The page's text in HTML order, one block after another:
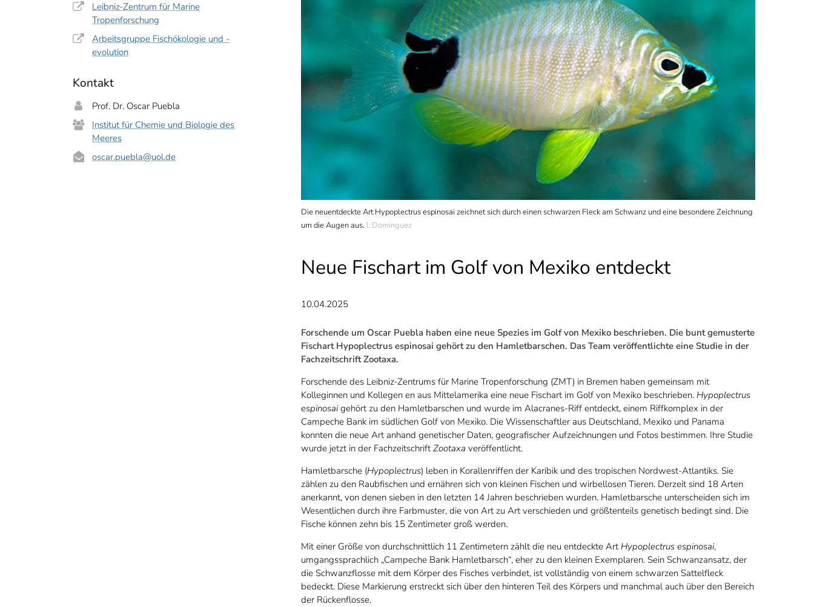
Leibniz-Zentrum für Marine
Tropenforschung
Arbeitsgruppe Fischökologie und -
evolution
Kontakt
Prof. Dr. Oscar Puebla
Institut für Chemie und Biologie des
Meeres
oscar.puebla@uol.de
Die neuentdeckte Art Hypoplectrus espinosai zeichnet sich durch einen schwarzen Fleck am Schwanz und eine besondere Zeichnung
um die Augen aus. I. Dominguez
Neue Fischart im Golf von Mexiko entdeckt
10.04.2025
Forschende um Oscar Puebla haben eine neue Spezies im Golf von Mexiko beschrieben. Die bunt gemusterte
Fischart Hypoplectrus espinosai gehört zu den Hamletbarschen. Das Team veröffentlichte eine Studie in der
Fachzeitschrift Zootaxa.
Forschende des Leibniz-Zentrums für Marine Tropenforschung (ZMT) in Bremen haben gemeinsam mit
Kolleginnen und Kollegen en aus Mittelamerika eine neue Fischart im Golf von Mexiko beschrieben. Hypoplectrus
espinosaigehört zu den Hamletbarschen und wurde im Alacranes-Riff entdeckt, einem Riffkomplex in der
Campeche Bank im südlichen Golf von Mexiko. Die Wissenschaftler aus Deutschland, Mexiko und Panama
konnten die neue Art anhand genetischer Daten, geografischer Aufzeichnungen und Fotos bestimmen. Ihre Studie
wurde jetzt in der Fachzeitschrift Zootaxa veröffentlicht.
Hamletbarsche (Hypoplectrus) leben in Korallenriffen der Karibik und des tropischen Nordwest-Atlantiks. Sie
zählen zu den Raubfischen und ernähren sich von kleinen Fischen und wirbellosen Tieren. Derzeit sind 18 Arten
anerkannt, von denen sieben in den letzten 14 Jahren beschrieben wurden. Hamletbarsche unterscheiden sich im
Wesentlichen durch ihre Farbmuster, die von Art zu Art verschieden und größtenteils genetisch bedingt sind. Die
Fische können zehn bis 15 Zentimeter groß werden.
Mit einer Größe von durchschnittlich 11 Zentimetern zählt die neu entdeckte Art Hypoplectrus espinosai,
umgangssprachlich „Campeche Bank Hamletbarsch“, eher zu den kleinen Exemplaren. Sein Schwanzansatz, der
die Schwanzflosse mit dem Körper des Fisches verbindet, ist vollständig von einem schwarzen Sattelfleck
bedeckt. Diese Markierung erstreckt sich über den hinteren Teil des Körpers und manchmal auch über den Bereich
der Rückenflosse.